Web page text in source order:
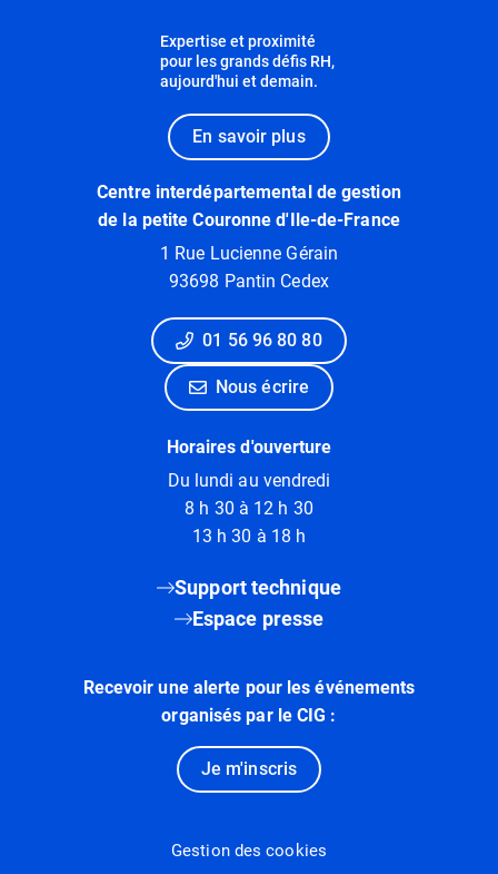
Expertise et proximité
pour les grands défis RH,
aujourd'hui et demain.
En savoir plus
Centre interdépartemental de gestion
de la petite Couronne d'Ile-de-France
1 Rue Lucienne Gérain
93698 Pantin Cedex
01 56 96 80 80
Nous écrire
Horaires d'ouverture
Du lundi au vendredi
8 h 30 à 12 h 30
13 h 30 à 18 h
Support technique
Espace presse
Recevoir une alerte pour les événements
organisés par le CIG :
Je m'inscris
Gestion des cookies